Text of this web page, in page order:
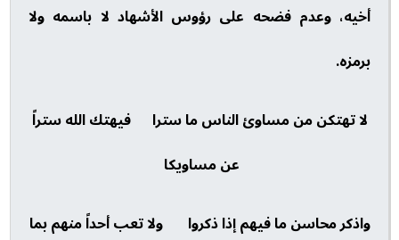
أخيه، وعدم فضحه على رؤوس الأشهاد لا باسمه ولا
برمزه.
لا تهتكن من مساوئ الناس ما سترا فيهتك الله ستراً
عن مساويكا
واذكر محاسن ما فيهم إذا ذكروا ولا تعب أحداً منهم بما